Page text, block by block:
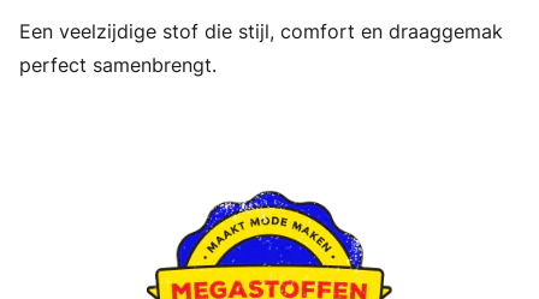
Een veelzijdige stof die stijl, comfort en draaggemak
perfect samenbrengt.